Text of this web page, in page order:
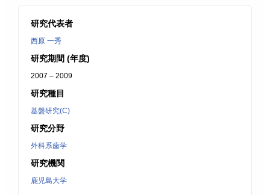
研究代表者
西原 一秀
研究期間 (年度)
2007 – 2009
研究種目
基盤研究(C)
研究分野
外科系歯学
研究機関
鹿児島大学